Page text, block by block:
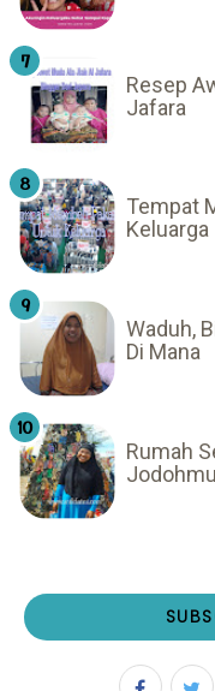
Resep
Jafara
Tempat
Keluarga
Waduh,
Di Mana
Rumah